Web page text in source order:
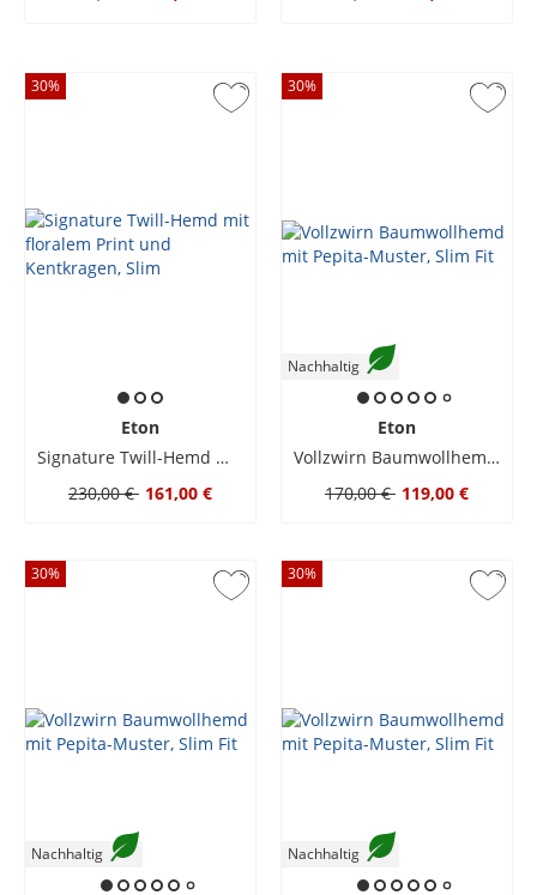
30%
Eton
Signature Twill-Hemd mit floralem Print und Kentkragen, Slim
230,00 € 161,00 €
30%
Nachhaltig
Eton
Vollzwirn Baumwollhemd mit Pepita-Muster, Slim Fit
170,00 € 119,00 €
30%
Nachhaltig
30%
Nachhaltig